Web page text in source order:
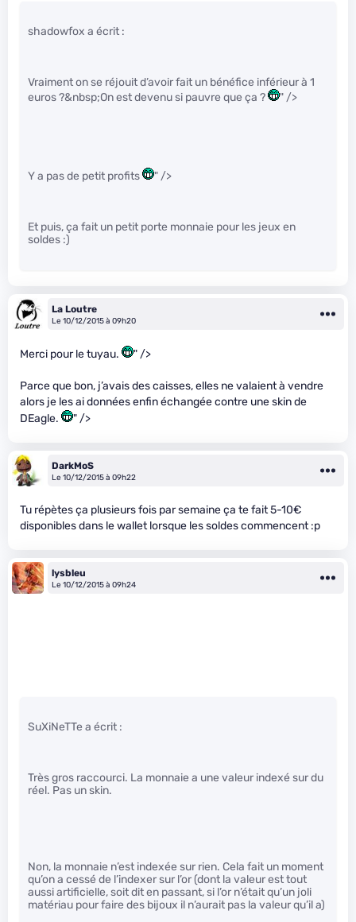
shadowfox a écrit :
Vraiment on se réjouit d’avoir fait un bénéfice inférieur à 1
euros ?&nbsp;On est devenu si pauvre que ça ?
" />
Y a pas de petit profits " />
Et puis, ça fait un petit porte monnaie pour les jeux en
soldes :)
La Loutre
Le 10/12/2015 à 09h20
Merci pour le tuyau. " />
Parce que bon, j’avais des caisses, elles ne valaient à vendre
alors je les ai données enfin échangée contre une skin de
DEagle.
" />
DarkMoS
Le 10/12/2015 à 09h22
Tu répètes ça plusieurs fois par semaine ça te fait 5-10€
disponibles dans le wallet lorsque les soldes commencent :p
lysbleu
Le 10/12/2015 à 09h24
SuXiNeTTe a écrit :
Très gros raccourci. La monnaie a une valeur indexé sur du
réel. Pas un skin.
Non, la monnaie n’est indexée sur rien. Cela fait un moment
qu’on a cessé de l’indexer sur l’or (dont la valeur est tout
aussi artificielle, soit dit en passant, si l’or n’était qu’un joli
matériau pour faire des bijoux il n’aurait pas la valeur qu’il a)